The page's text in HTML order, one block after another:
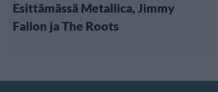
Esittämässä Metallica, Jimmy
Fallon ja The Roots